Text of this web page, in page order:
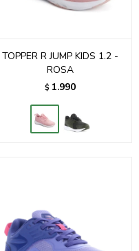
TOPPER R JUMP KIDS 1.2 -
ROSA
$ 1.990